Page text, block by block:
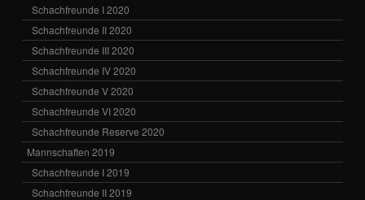
Schachfreunde I 2020
Schachfreunde II 2020
Schachfreunde III 2020
Schachfreunde IV 2020
Schachfreunde V 2020
Schachfreunde VI 2020
Schachfreunde Reserve 2020
Mannschaften 2019
Schachfreunde I 2019
Schachfreunde II 2019